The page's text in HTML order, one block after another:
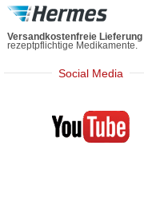
Versandkostenfreie Lieferung
rezeptpflichtige Medikamente.
Social Media
Mediherz